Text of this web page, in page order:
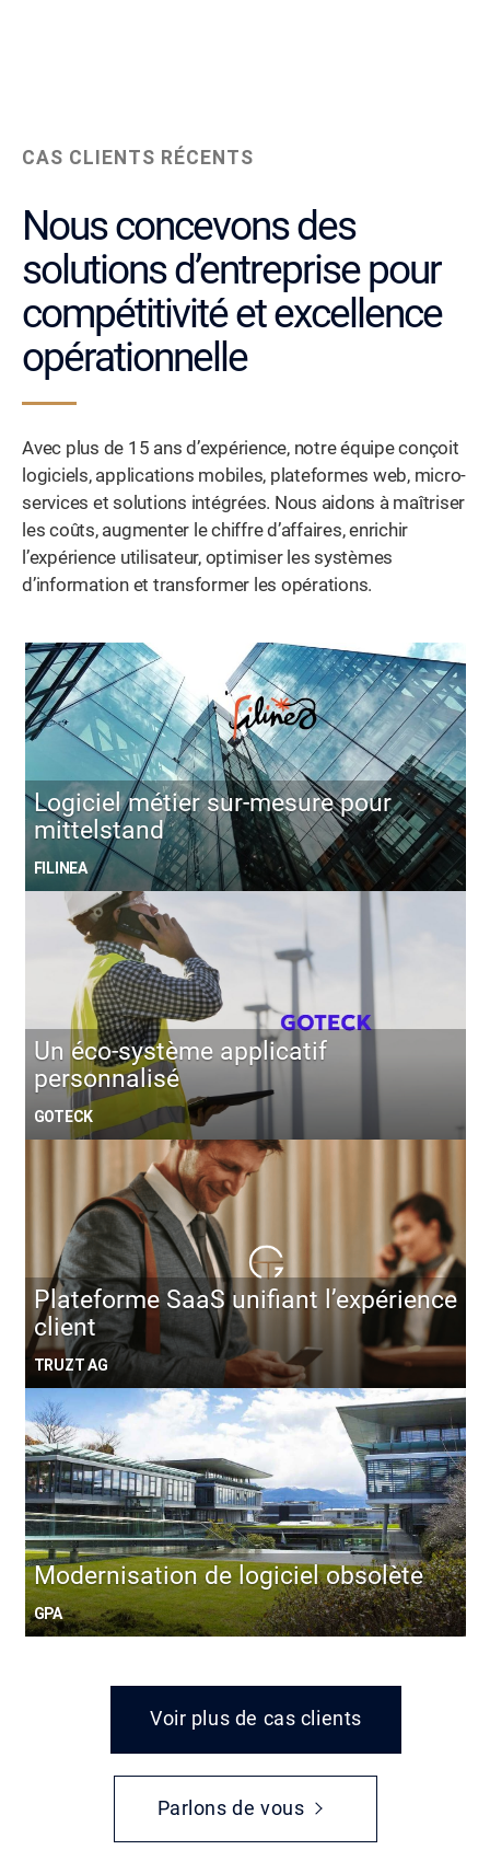
CAS CLIENTS RÉCENTS
Nous concevons des
solutions d’entreprise pour
compétitivité et excellence
opérationnelle
Avec plus de 15 ans d’expérience, notre équipe conçoit
logiciels, applications mobiles, plateformes web, micro-
services et solutions intégrées. Nous aidons à maîtriser
les coûts, augmenter le chiffre d’affaires, enrichir
l’expérience utilisateur, optimiser les systèmes
d’information et transformer les opérations.
Logiciel métier sur-mesure pour
mittelstand
FILINEA
Un éco-système applicatif
personnalisé
GOTECK
Plateforme SaaS unifiant l’expérience
client
TRUZT AG
Modernisation de logiciel obsolète
GPA
Voir plus de cas clients
Parlons de vous